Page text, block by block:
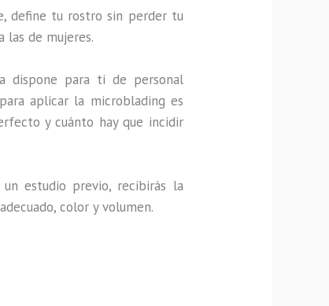
define tu rostro sin perder tu
las de mujeres.
dispone para ti de personal
aplicar la microblading es
y cuánto hay que incidir
estudio previo, recibirás la
color y volumen.